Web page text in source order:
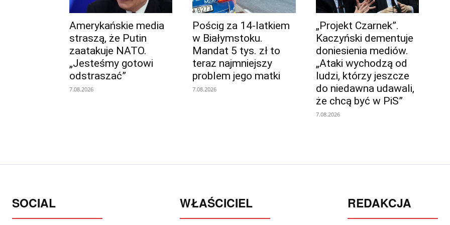
Amerykańskie media
straszą, że Putin
zaatakuje NATO.
„Jesteśmy gotowi
odstraszać”
7.08.2026
Pościg za 14-latkiem
w Białymstoku.
Mandat 5 tys. zł to
teraz najmniejszy
problem jego matki
7.08.2026
„Projekt Czarnek”.
Kaczyński dementuje
doniesienia mediów.
„Ataki wychodzą od
ludzi, którzy jeszcze
do niedawna udawali,
że chcą być w PiS”
7.08.2026
SOCIAL WŁAŚCICIEL REDAKCJA